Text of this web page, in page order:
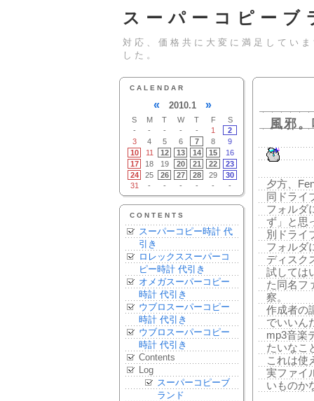
スーパーコピー
対応、価格共に大変に満足してい
した。
風邪
夕方、
同ドライ
フォルダ
ず」と思
別ドライ
フォルダ
ディスク
試しては
た同名フ
察。
作成者の
でいいん
mp3音楽
たいなこ
これは使
実ファイ
いものか
CALENDAR
« 2010.1 »
S M T W T F
S
-
- - - - 1
2
3
4 5 6 7 8
9
10
11 12 13 14 15
16
17
18 19 20 21 22
23
24
25 26 27 28 29
30
31
- - - - - -
CONTENTS
スーパーコピー時計 代
引き
ロレックススーパーコ
ピー時計 代引き
オメガスーパーコピー
時計 代引き
ウブロスーパーコピー
時計 代引き
ウブロスーパーコピー
時計 代引き
Contents
Log
スーパーコピーブ
ランド